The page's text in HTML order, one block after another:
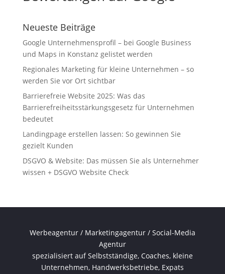
Neueste Beiträge
Google Unternehmensprofil – bei Google Business
und Maps in Konstanz gelistet werden
Regionales Marketing für kleine Unternehmen – so
werden Sie vor Ort sichtbar
Barrierefreie Website 2025: Was das
Barrierefreiheitsstärkungsgesetz für Unternehmen
bedeutet
Landingpage erstellen lassen: So gewinnen Sie
gezielt Kunden
DSGVO & Website: Das müssen Sie als Unternehmer
wissen + DSGVO Website Check
Werbeagentur / Marketingagentur / Social-Media
Agentur
spezialisiert auf Selbstständige, Coaches, kleine
Unternehmen, Handwerksbetriebe, Expats